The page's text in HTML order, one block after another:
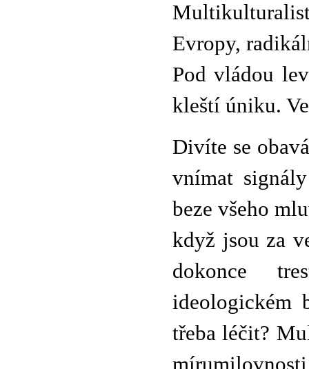
Evropy,
Pod vládou
kleští úniku.
Divíte se
vnímat
beze všeho
když jsou za
dokonce
ideologickém
třeba léčit?